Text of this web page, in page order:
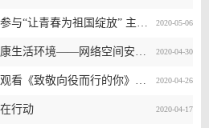
2020-05-06
2020-04-30
2020-04-26
2020-04-17
行动